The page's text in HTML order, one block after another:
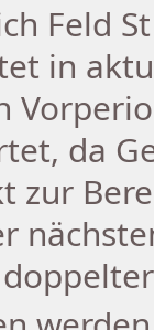
Feld
in
da
zur